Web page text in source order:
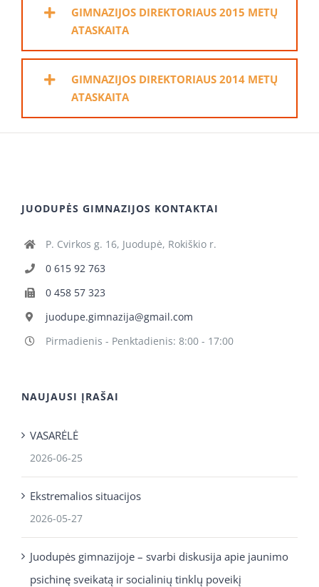
GIMNAZIJOS DIREKTORIAUS 2015 METŲ
ATASKAITA
GIMNAZIJOS DIREKTORIAUS 2014 METŲ
ATASKAITA
JUODUPĖS GIMNAZIJOS KONTAKTAI
P. Cvirkos g. 16, Juodupė, Rokiškio r.
0 615 92 763
0 458 57 323
juodupe.gimnazija@gmail.com
Pirmadienis - Penktadienis: 8:00 - 17:00
NAUJAUSI ĮRAŠAI
VASARĖLĖ
2026-06-25
Ekstremalios situacijos
2026-05-27
Juodupės gimnazijoje – svarbi diskusija apie jaunimo
psichinę sveikatą ir socialinių tinklų poveikį